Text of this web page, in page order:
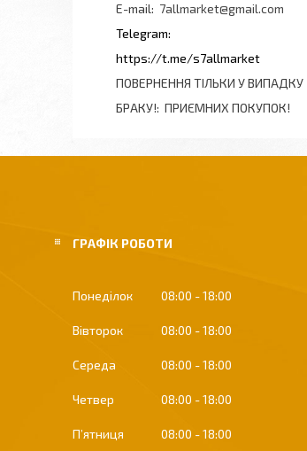
7allmarket@gmail.com
https://t.me/s7allmarket
ПОВЕРНЕННЯ ТІЛЬКИ У ВИПАДКУ
БРАКУ! ПРИЄМНИХ ПОКУПОК!
ГРАФІК РОБОТИ
Понеділок 08:00 18:00
Вівторок 08:00 18:00
Середа 08:00 18:00
Четвер 08:00 18:00
Пʼятниця 08:00 18:00